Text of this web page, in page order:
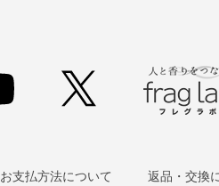
お支払方法について 返品・交換